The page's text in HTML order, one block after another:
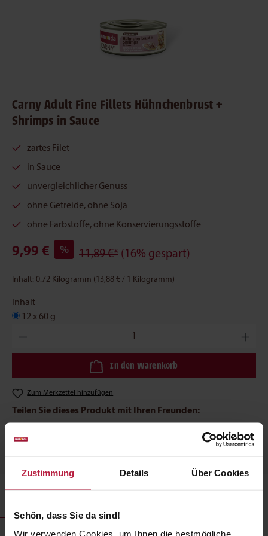
Zustimmung Details Über Cookies
Schön, dass Sie da sind!
Wir verwenden Cookies, um Ihnen die bestmögliche
Carny Adult Fine Fillets Hühnchenbrust +
Shrimps in Sauce
zartes Filet
in Sauce
unvergleichlicher Genuss
ohne Getreide, ohne Soja
ohne Farbstoffe, ohne Konservierungsstoffe
9,99 € % 11,89 €* (16% gespart)
Inhalt: 0.72 Kilogramm (13,88 € / 1 Kilogramm)
Inhalt
12 x 60 g
Produkt Anzahl: Gib den gewünschten Wert ein oder benutze
In den Warenkorb
Zum Merkzettel hinzufügen
Teilen Sie dieses Produkt mit Ihren Freunden: